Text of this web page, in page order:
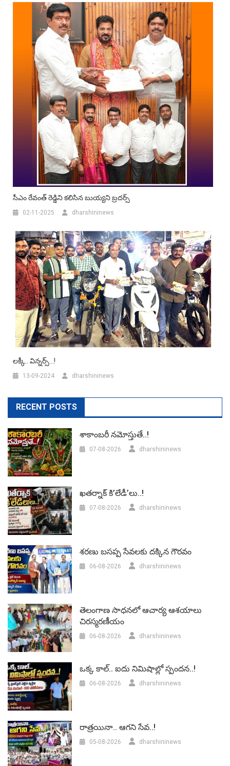
సీఎం రేవంత్ రెడ్డిని కలిసిన బుయ్యని బ్రదర్స్
02-11-2025 dharshininews
లక్కీ.. విన్నర్స్‌…!
13-09-2024 dharshininews
RECENT POSTS
శాకాంబరీ నమోస్తుతే..!
07-08-2026 dharshininews
ఖతర్నాక్ కి’లేడీ’లు..!
07-08-2026 dharshininews
శరణు బసప్ప సేవలకు దక్కిన గౌరవం
06-08-2026 dharshininews
తెలంగాణ సాధనలో ఆచార్య ఆశయాలు
చిరస్మరణీయం
06-08-2026 dharshininews
ఒక్క కాల్.. ఐదు నిమిషాల్లో స్పందన..!
06-08-2026 dharshininews
రాత్రయినా.. ఆగని సేవ..!
05-08-2026 dharshininews